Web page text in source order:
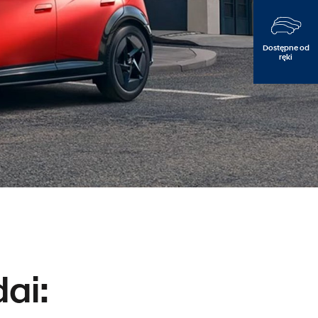
Dostępne od
ręki